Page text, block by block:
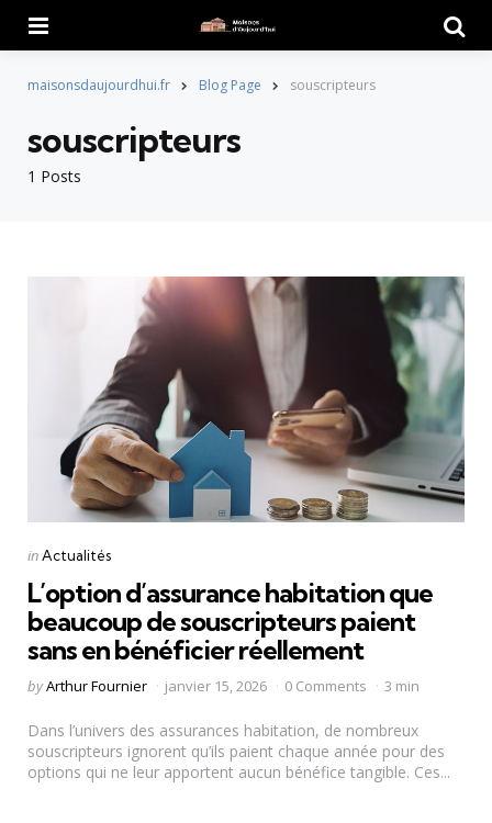
maisonsdaujourdhui.fr Blog Page souscripteurs
1 Posts
souscripteurs
Categories
Posted
inActualités
L’option d’assurance habitation que
beaucoup de souscripteurs paient
sans en bénéficier réellement
Posted
byArthur Fournier janvier 15, 2026 0 Comments 3 min
Dans l’univers des assurances habitation, de nombreux
souscripteurs ignorent qu’ils paient chaque année pour des
options qui ne leur apportent aucun bénéfice tangible. Ces...